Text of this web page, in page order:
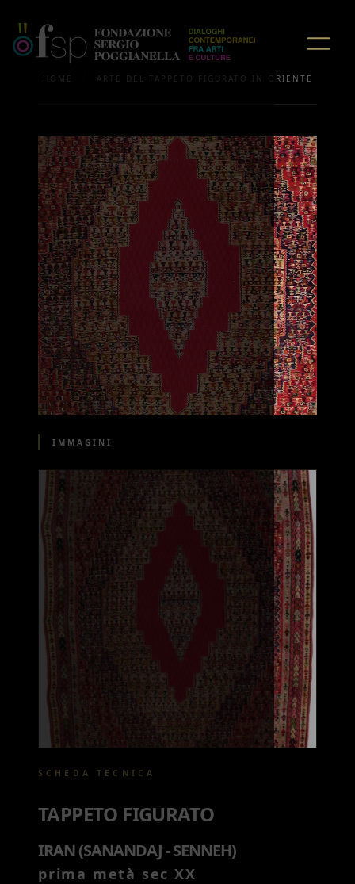
HOME ARTE DEL TAPPETO FIGURATO IN ORIENTE
IMMAGINI
SCHEDA TECNICA
TAPPETO FIGURATO
IRAN (SANANDAJ - SENNEH)
prima metà sec XX